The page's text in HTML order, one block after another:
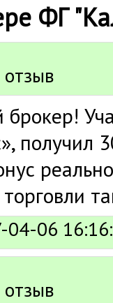
ФГ
получил
04-06